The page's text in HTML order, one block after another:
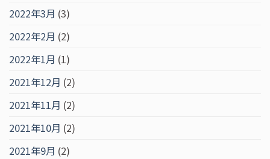
2022年3月 (3)
2022年2月 (2)
2022年1月 (1)
2021年12月 (2)
2021年11月 (2)
2021年10月 (2)
2021年9月 (2)